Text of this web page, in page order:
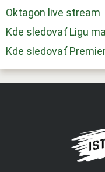
Oktagon live stream
Kde sledovať Ligu
Kde sledovať